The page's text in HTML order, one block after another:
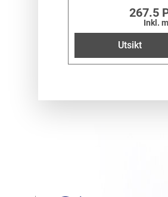
267.5
Inkl.
Utsikt